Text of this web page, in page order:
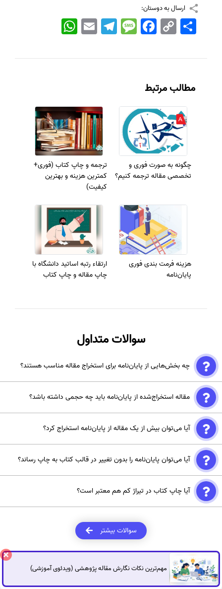
ارسال به دوستان:
WhatsApp EmailTelegramMessageFacebook Copy
Link
اشتراک
مطالب مرتبط
چگونه به صورت فوری و
تخصصی مقاله ترجمه کنیم؟
ترجمه و چاپ کتاب (فوری+
کمترین هزینه و بهترین
کیفیت)
هزینه فرمت بندی فوری
پایان‌نامه
ارتقاء رتبه اساتید دانشگاه با
چاپ مقاله و چاپ کتاب
سوالات متداول
چه بخش‌هایی از پایان‌نامه برای استخراج مقاله مناسب هستند؟
معمولاً بخش‌های چکیده، مقدمه، روش تحقیق، یافته‌ها و نتیجه‌گیری
پایه‌های اصلی مقاله را تشکیل می‌دهند. باید داده‌ها و تحلیل‌هایی که
قابلیت انتشار دارند، بدون زیاده‌گویی یا جزئیات اضافی، در مقاله گنجانده
شوند.
مقاله استخراج‌شده از پایان‌نامه باید چه حجمی داشته باشد؟
برخی مجلات محدودیت خاصی برای تعداد کلمات دارند که باید در
دستورالعمل‌های آن‌ها بررسی شود.
آیا می‌توان بیش از یک مقاله از پایان‌نامه استخراج کرد؟
بله، در صورتی که پایان‌نامه دارای نتایج کافی باشد، می‌توان چندین مقاله
علمی از آن استخراج کرد. البته باید اطمینان حاصل شود که محتوای هر
مقاله متفاوت و منحصربه‌فرد است و تکراری محسوب نمی‌شود.
آیا می‌توان پایان‌نامه را بدون تغییر در قالب کتاب به چاپ رساند؟
خیر، باید بازنویسی شود تا از ساختار دانشگاهی خارج شده و به سبک کتاب
نزدیک شود.آیا چاپ کتاب در تیراژ کم هم معتبر است؟
سوالات بیشتر
مهم‌ترین نکات نگارش مقاله پژوهشی (ویدئوی آموزشی)
گفتگوی آنلاین